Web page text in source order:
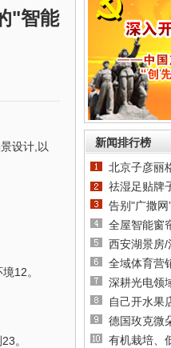
"智能
设计,以
12。
。
新闻排行榜